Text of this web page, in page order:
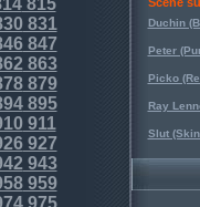
815
831
847
863
879
895
911
927
943
959
975
Duchin
Peter
Picko
Ray
Slut